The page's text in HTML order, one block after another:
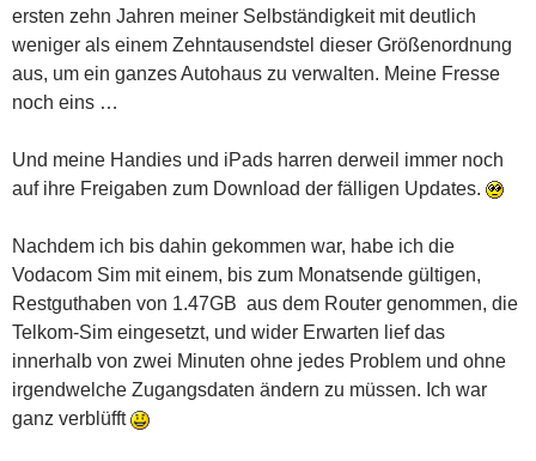
ersten zehn Jahren meiner Selbständigkeit mit deutlich
weniger als einem Zehntausendstel dieser Größenordnung
aus, um ein ganzes Autohaus zu verwalten. Meine Fresse
noch eins …
Und meine Handies und iPads harren derweil immer noch
auf ihre Freigaben zum Download der fälligen Updates.
Nachdem ich bis dahin gekommen war, habe ich die
Vodacom Sim mit einem, bis zum Monatsende gültigen,
Restguthaben von 1.47GB aus dem Router genommen, die
Telkom-Sim eingesetzt, und wider Erwarten lief das
innerhalb von zwei Minuten ohne jedes Problem und ohne
irgendwelche Zugangsdaten ändern zu müssen. Ich war
ganz verblüfft